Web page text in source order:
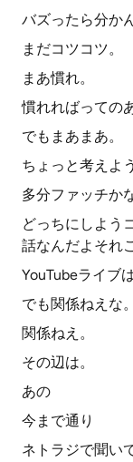
バズったら分か
まだコツコツ。
まあ慣れ。
慣れればっての
でもまあまあ。
ちょっと考えよう
多分ファッチか
どっちにしよう
話なんだよそれ
YouTubeライブ
でも関係ねえな。
関係ねえ。
その辺は。
あの
今まで通り
ネトラジで聞い